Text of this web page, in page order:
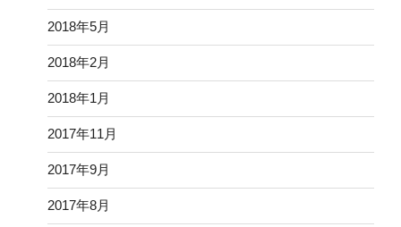
2018年5月
2018年2月
2018年1月
2017年11月
2017年9月
2017年8月